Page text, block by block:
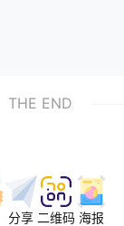
Divergence）
帮助您深入了解
但运用起来却非
THE END
分享 二维码 海报